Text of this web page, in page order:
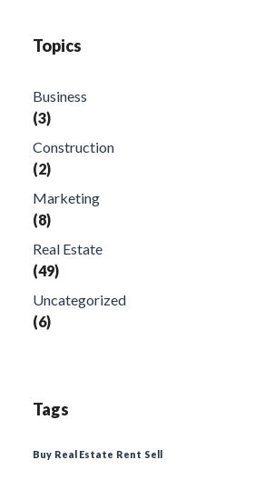
Topics
Business
(3)
Construction
(2)
Marketing
(8)
Real Estate
(49)
Uncategorized
(6)
Tags
Buy Real Estate Rent Sell